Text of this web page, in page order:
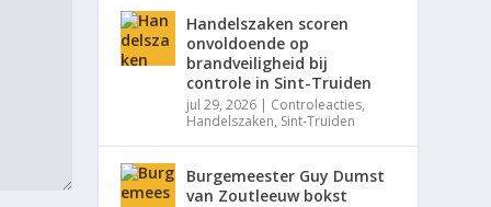
Handelszaken scoren
onvoldoende op
brandveiligheid bij
controle in Sint-Truiden
jul 29, 2026 | Controleacties,
Handelszaken, Sint-Truiden
Burgemeester Guy Dumst
van Zoutleeuw bokst